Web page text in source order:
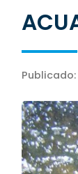
Publicado: